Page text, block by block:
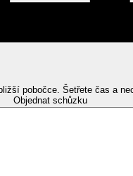
autem)
pobočce. Šetřete čas a
Objednat schůzku